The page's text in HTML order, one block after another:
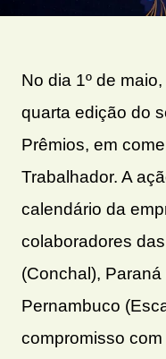
No dia 1º de maio,
quarta edição do
Prêmios, em
Trabalhador. A
calendário da
colaboradores
(Conchal),
Pernambuco
compromisso